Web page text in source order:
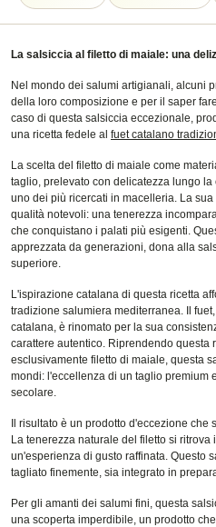
La salsiccia al filetto di maiale: una
Nel mondo dei salumi artigianali, alcuni
della loro composizione e per il saper
caso di questa salsiccia eccezionale,
una ricetta fedele al fuet catalano
La scelta del filetto di maiale come
taglio, prelevato con delicatezza lungo
uno dei più ricercati in macelleria. La
qualità notevoli: una tenerezza
che conquistano i palati più esigenti.
apprezzata da generazioni, dona alla
superiore.
L'ispirazione catalana di questa ricetta
tradizione salumiera mediterranea. Il
catalana, è rinomato per la sua
carattere autentico. Riprendendo questa
esclusivamente filetto di maiale, questa
mondi: l'eccellenza di un taglio premium
secolare.
Il risultato è un prodotto d'eccezione che
La tenerezza naturale del filetto si ritrova
un'esperienza di gusto raffinata. Questo
tagliato finemente, sia integrato in
Per gli amanti dei salumi fini, questa
una scoperta imperdibile, un prodotto